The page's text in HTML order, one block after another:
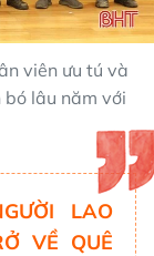
viên ưu tú và
lâu năm với
LAO
VỀ QUÊ